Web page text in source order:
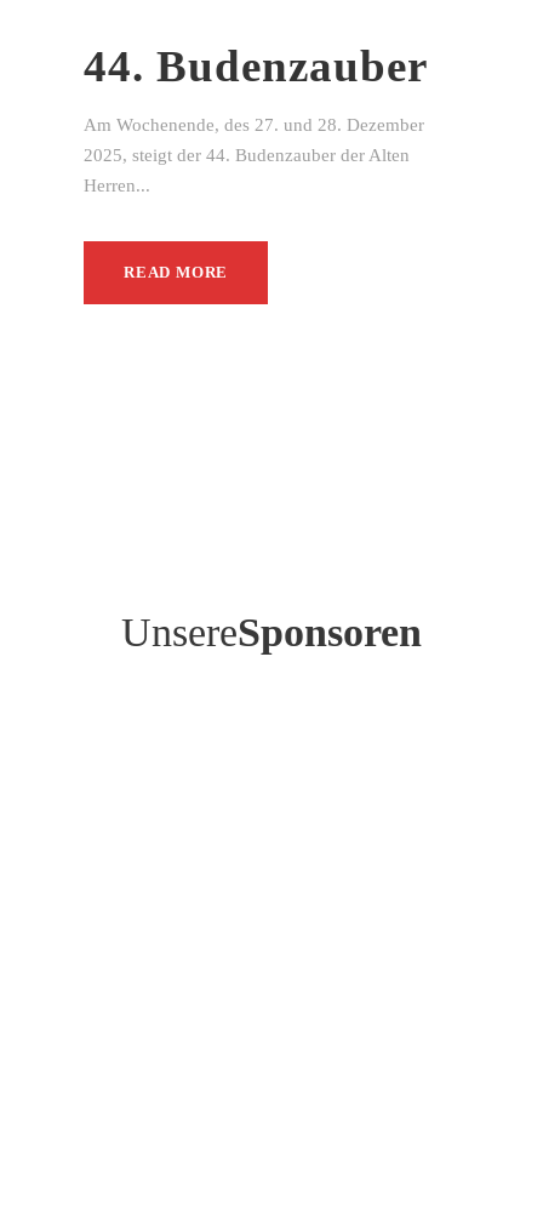
44. Budenzauber
Am Wochenende, des 27. und 28. Dezember
2025, steigt der 44. Budenzauber der Alten
Herren...
READ MORE
UnsereSponsoren